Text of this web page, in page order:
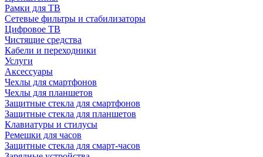
Рамки для ТВ
Сетевые фильтры и стабилизаторы
Цифровое ТВ
Чистящие средства
Кабели и переходники
Услуги
Аксессуары
Чехлы для смартфонов
Чехлы для планшетов
Защитные стекла для смартфонов
Защитные стекла для планшетов
Клавиатуры и стилусы
Ремешки для часов
Защитные стекла для смарт-часов